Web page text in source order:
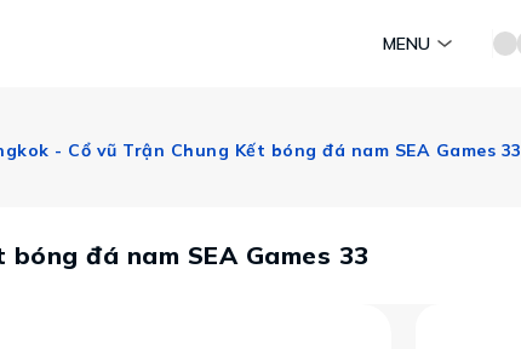
MENU
Hành trình Caravan
- Cổ vũ Trận Chung Kết bóng đá nam SEA Games 33
đá nam SEA Games 33